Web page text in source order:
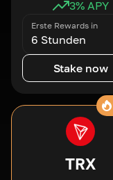
3% APY
Erste Rewards in
6 Stunden
Stake now
TRX